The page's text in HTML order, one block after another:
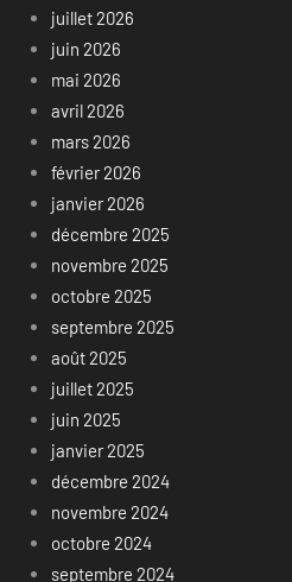
juillet 2026
juin 2026
mai 2026
avril 2026
mars 2026
février 2026
janvier 2026
décembre 2025
novembre 2025
octobre 2025
septembre 2025
août 2025
juillet 2025
juin 2025
janvier 2025
décembre 2024
novembre 2024
octobre 2024
septembre 2024